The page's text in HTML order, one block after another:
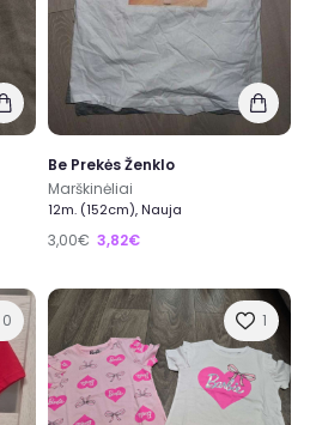
Be Prekės Ženklo
Marškinėliai
12m. (152cm), Nauja
3,00€ 3,82€
0 1